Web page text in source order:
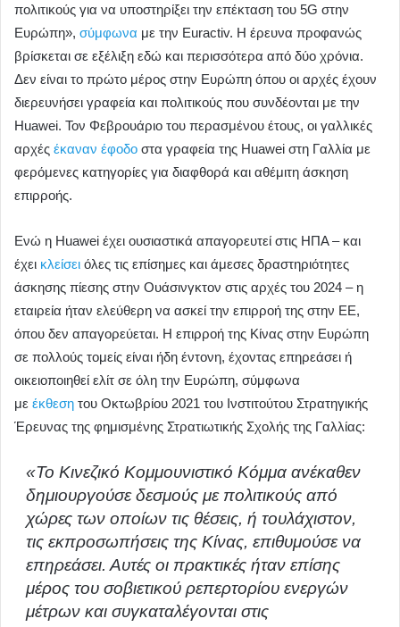
πολιτικούς για να υποστηρίξει την επέκταση του 5G στην
Ευρώπη», σύμφωνα με την Euractiv. Η έρευνα προφανώς
βρίσκεται σε εξέλιξη εδώ και περισσότερα από δύο χρόνια.
Δεν είναι το πρώτο μέρος στην Ευρώπη όπου οι αρχές έχουν
διερευνήσει γραφεία και πολιτικούς που συνδέονται με την
Huawei. Τον Φεβρουάριο του περασμένου έτους, οι γαλλικές
αρχές έκαναν έφοδο στα γραφεία της Huawei στη Γαλλία με
φερόμενες κατηγορίες για διαφθορά και αθέμιτη άσκηση
επιρροής.
Ενώ η Huawei έχει ουσιαστικά απαγορευτεί στις ΗΠΑ – και
έχει κλείσει όλες τις επίσημες και άμεσες δραστηριότητες
άσκησης πίεσης στην Ουάσινγκτον στις αρχές του 2024 – η
εταιρεία ήταν ελεύθερη να ασκεί την επιρροή της στην ΕΕ,
όπου δεν απαγορεύεται. Η επιρροή της Κίνας στην Ευρώπη
σε πολλούς τομείς είναι ήδη έντονη, έχοντας επηρεάσει ή
οικειοποιηθεί ελίτ σε όλη την Ευρώπη, σύμφωνα
με έκθεση του Οκτωβρίου 2021 του Ινστιτούτου Στρατηγικής
Έρευνας της φημισμένης Στρατιωτικής Σχολής της Γαλλίας:
«Το Κινεζικό Κομμουνιστικό Κόμμα ανέκαθεν
δημιουργούσε δεσμούς με πολιτικούς από
χώρες των οποίων τις θέσεις, ή τουλάχιστον,
τις εκπροσωπήσεις της Κίνας, επιθυμούσε να
επηρεάσει. Αυτές οι πρακτικές ήταν επίσης
μέρος του σοβιετικού ρεπερτορίου ενεργών
μέτρων και συγκαταλέγονται στις